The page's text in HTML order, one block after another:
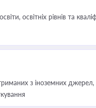
освітніх рівнів та
з іноземних